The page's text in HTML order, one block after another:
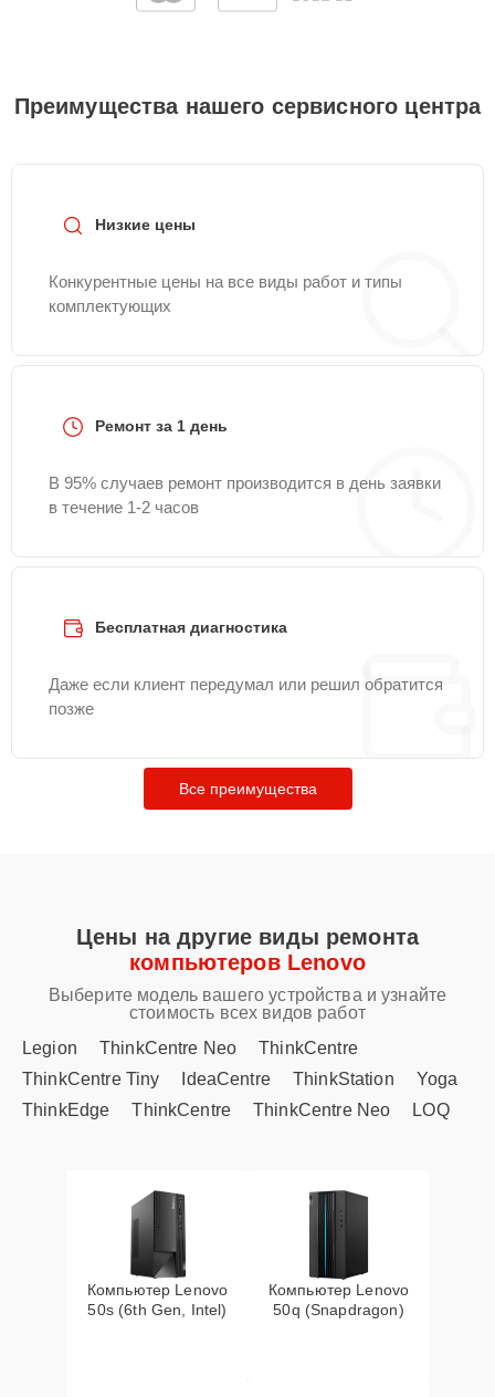
Преимущества нашего сервисного центра
Низкие цены
Конкурентные цены на все виды работ и типы
комплектующих
Ремонт за 1 день
В 95% случаев ремонт производится в день заявки
в течение 1-2 часов
Бесплатная диагностика
Даже если клиент передумал или решил обратится
позже
Все преимущества
Цены на другие виды ремонта
компьютеров Lenovo
Выберите модель вашего устройства и узнайте
стоимость всех видов работ
Legion
ThinkCentre Neo
ThinkCentre
ThinkCentre Tiny
IdeaCentre ThinkStation
Yoga
ThinkEdge
ThinkCentre ThinkCentre Neo LOQ
Компьютер Lenovo
50s (6th Gen, Intel)
Компьютер Lenovo
50q (Snapdragon)